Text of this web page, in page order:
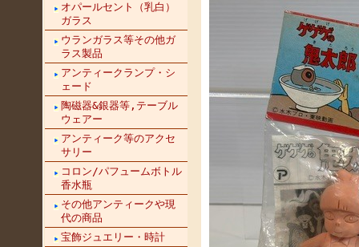
オパールセント（乳白）
ガラス
ウランガラス等その他ガ
ラス製品
アンティークランプ・シ
ェード
陶磁器&銀器等,テーブル
ウェアー
アンティーク等のアクセ
サリー
コロン/パフュームボトル
香水瓶
その他アンティークや現
代の商品
宝飾ジュエリー・時計